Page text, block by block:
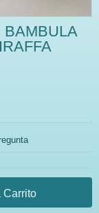
BAMBULA
Carrito